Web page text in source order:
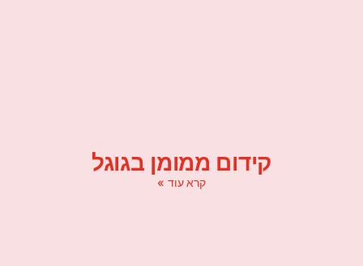
קידום ממומן בגוגל
קרא עוד »